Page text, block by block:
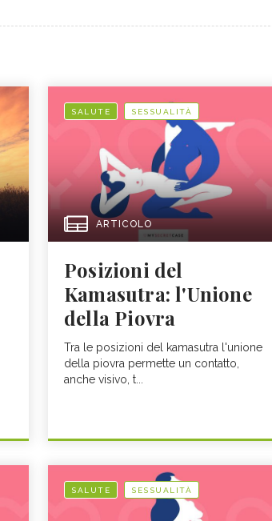
SALUTE SESSUALITÀ
ARTICOLO
Posizioni del
Kamasutra: l'Unione
della Piovra
Tra le posizioni del kamasutra l'unione
della piovra permette un contatto,
anche visivo, t...
SALUTE SESSUALITÀ